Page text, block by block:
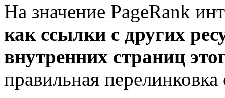
На значение PageRank
как ссылки с других
внутренних страниц
правильная